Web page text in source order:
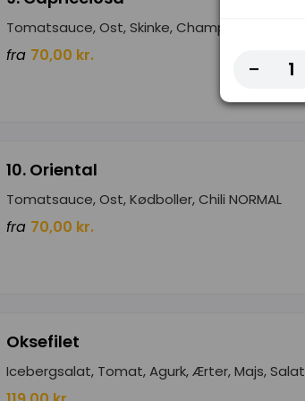
Tomatsauce, Ost, Skinke, Champignon
fra 70,00 kr.
10. Oriental
Tomatsauce, Ost, Kødboller, Chili NORMAL
fra 70,00 kr.
Oksefilet
Icebergsalat, Tomat, Agurk, Ærter, Majs, Salat
-